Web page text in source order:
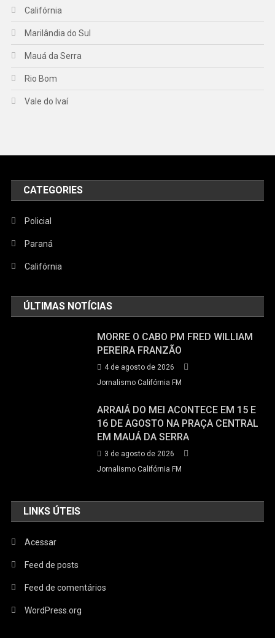
Califórnia
Marilândia do Sul
Mauá da Serra
Rio Bom
Vale do Ivaí
CATEGORIES
Policial
Paraná
Califórnia
ÚLTIMAS NOTÍCIAS
MORRE O CABO PM FRED WILLIAM
PEREIRA FRANZÃO
4 de agosto de 2026
Jornalismo Califórnia FM
ARRAIÁ DO MEI ACONTECE EM 15 E
16 DE AGOSTO NA PRAÇA CENTRAL
EM MAUÁ DA SERRA
3 de agosto de 2026
Jornalismo Califórnia FM
LINKS ÚTEIS
Acessar
Feed de posts
Feed de comentários
WordPress.org